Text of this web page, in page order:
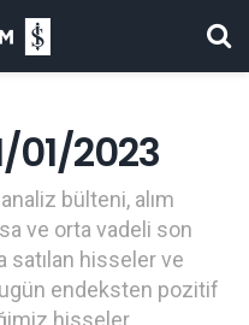
01/2023
bülteni, alım
ve orta vadeli son
satılan hisseler ve
endeksten pozitif
hisseler